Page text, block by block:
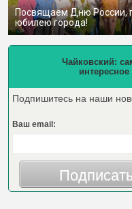
Посвящаем Дню России,
юбилею города!
Чайковский:
интересное
Подпишитесь на наши
Ваш email: